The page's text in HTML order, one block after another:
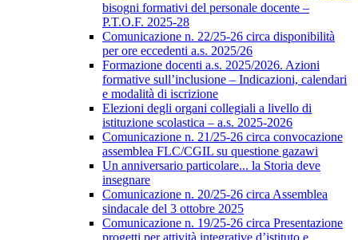
bisogni formativi del personale docente –
P.T.O.F. 2025-28
Comunicazione n. 22/25-26 circa disponibilità
per ore eccedenti a.s. 2025/26
Formazione docenti a.s. 2025/2026. Azioni
formative sull’inclusione – Indicazioni, calendari
e modalità di iscrizione
Elezioni degli organi collegiali a livello di
istituzione scolastica – a.s. 2025-2026
Comunicazione n. 21/25-26 circa convocazione
assemblea FLC/CGIL su questione gazawi
Un anniversario particolare... la Storia deve
insegnare
Comunicazione n. 20/25-26 circa Assemblea
sindacale del 3 ottobre 2025
Comunicazione n. 19/25-26 circa Presentazione